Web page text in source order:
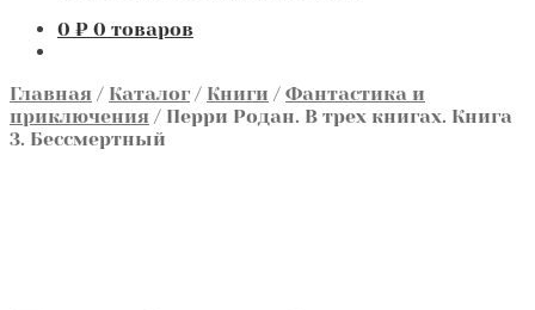
0 ₽ 0 товаров
Главная / Каталог / Книги / Фантастика и
приключения / Перри Родан. В трех книгах. Книга
3. Бессмертный